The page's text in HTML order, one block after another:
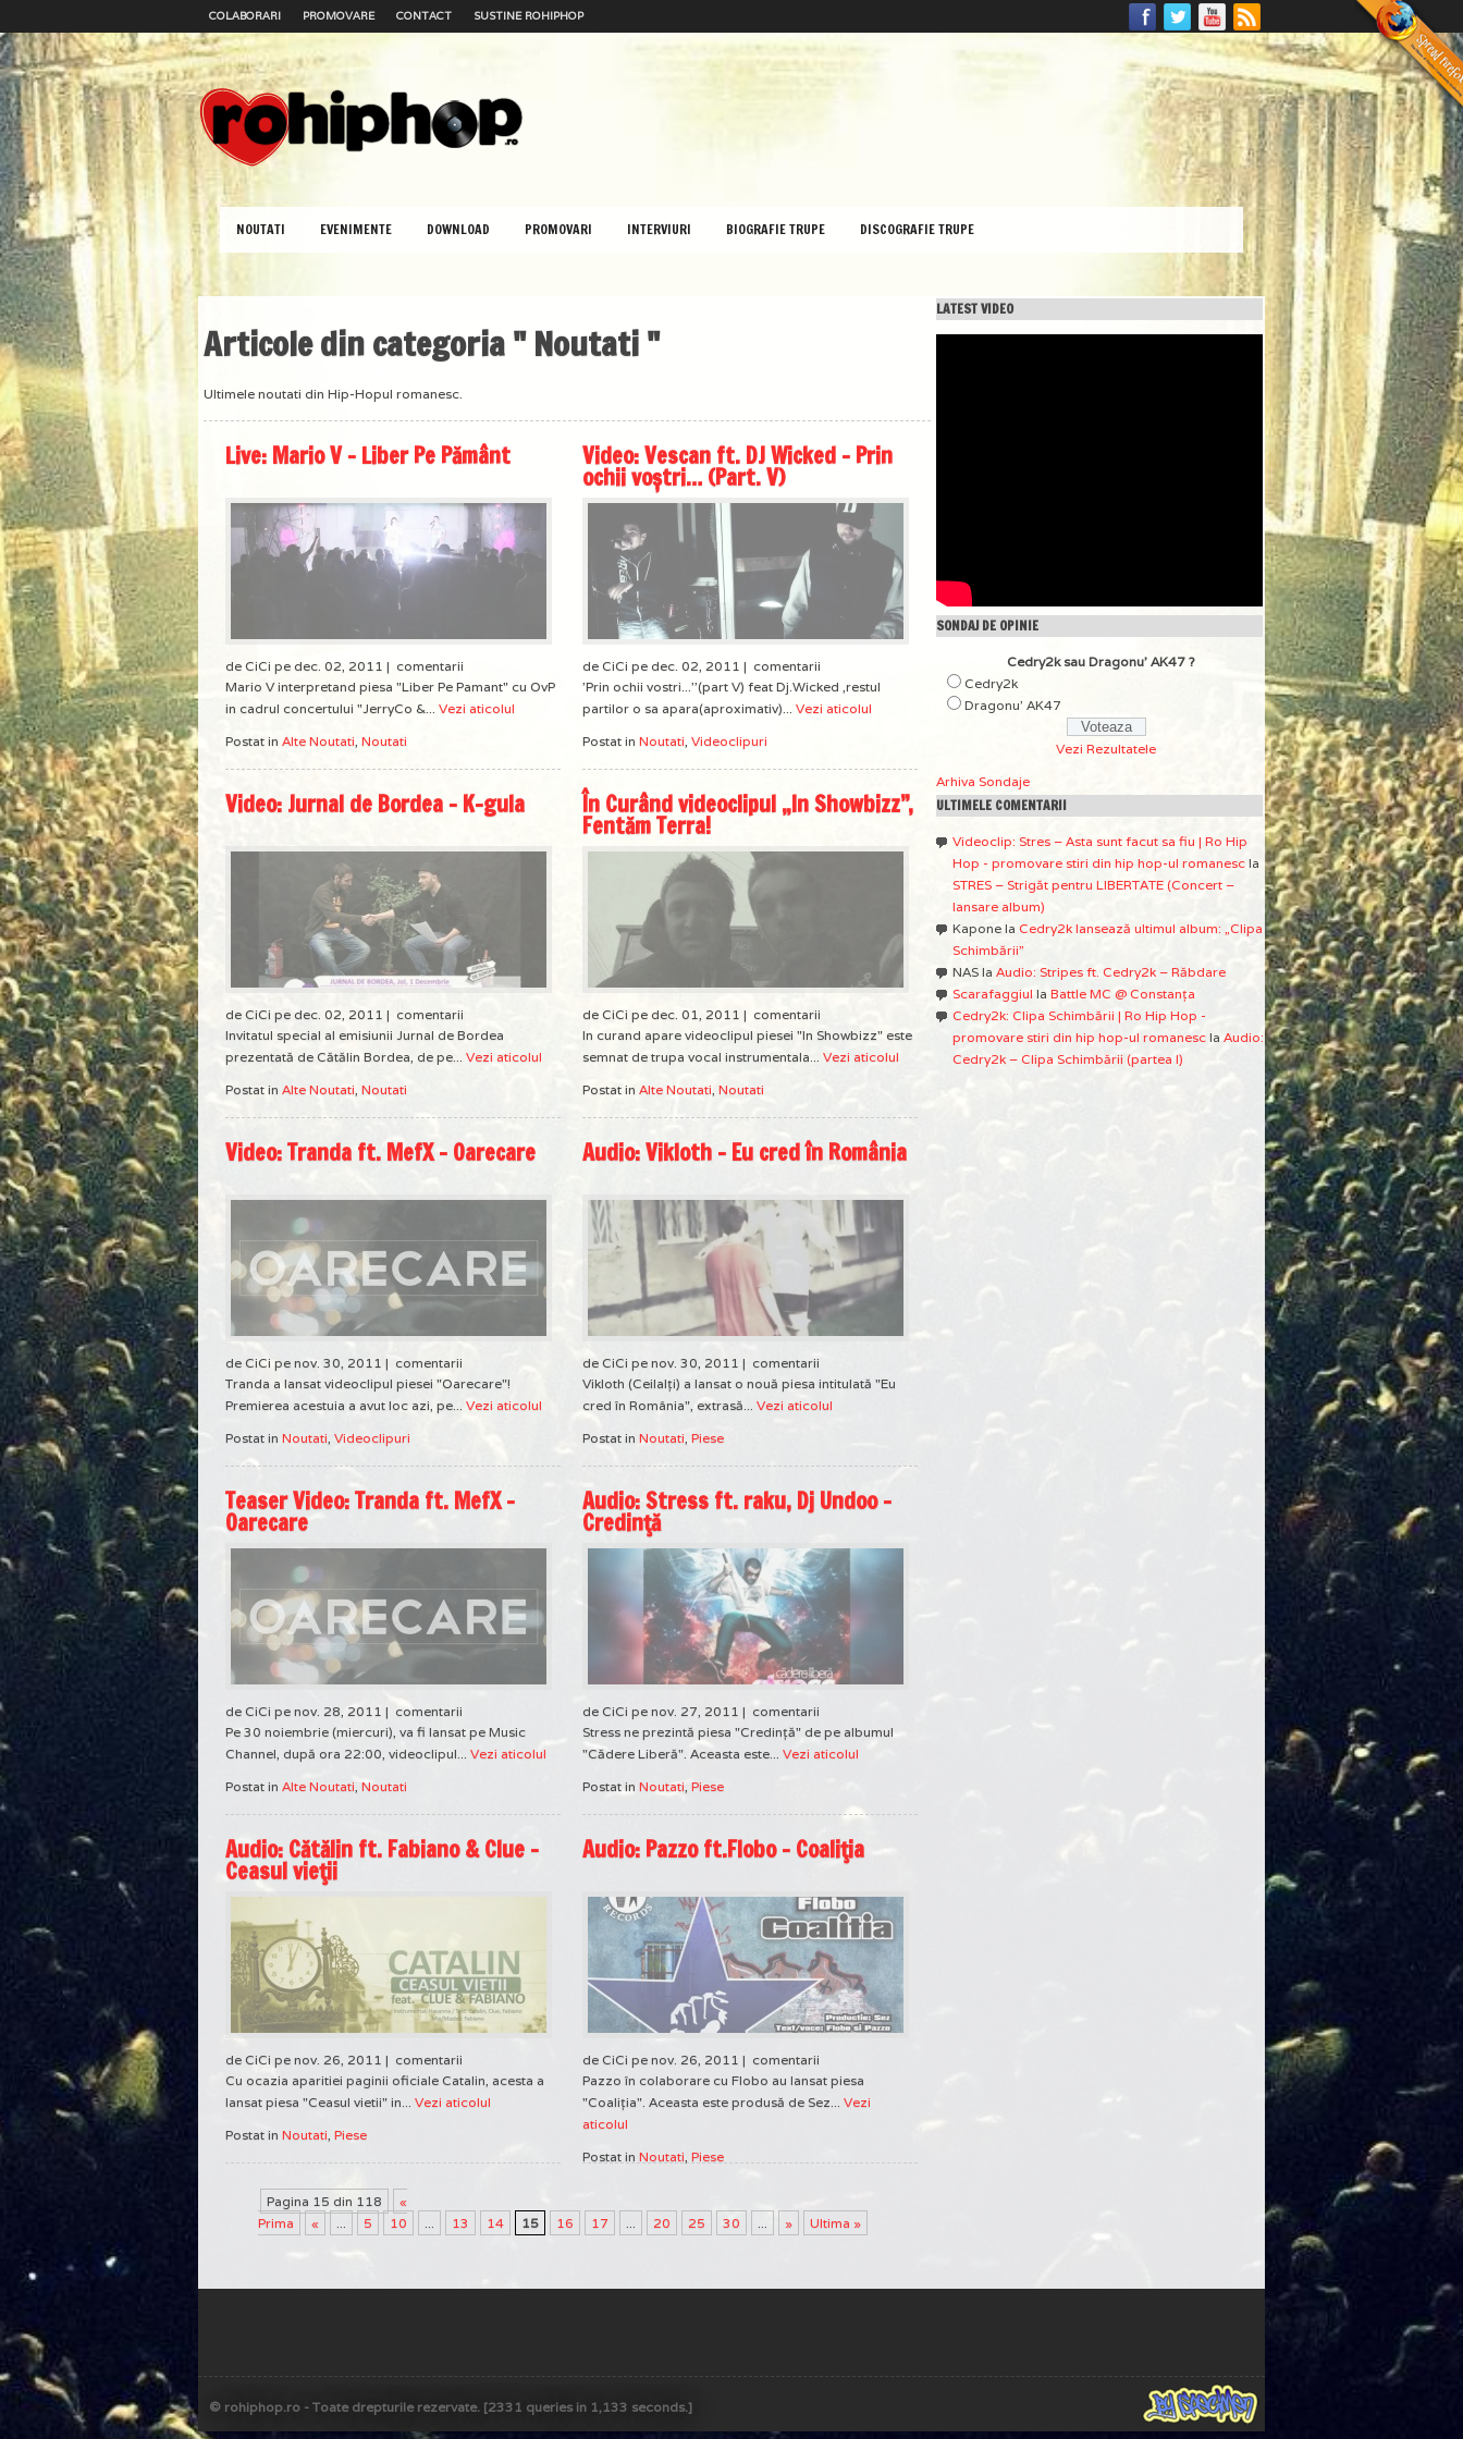
COLABORARI PROMOVARE CONTACT SUSTINE ROHIPHOP
NOUTATI EVENIMENTE DOWNLOAD PROMOVARI INTERVIURI BIOGRAFIE TRUPE DISCOGRAFIE TRUPE
Articole din categoria " Noutati "
Ultimele noutati din Hip-Hopul romanesc.
Live: Mario V – Liber Pe Pământ
de CiCi pe dec. 02, 2011 | comentarii
Mario V interpretand piesa "Liber Pe Pamant" cu OvP
in cadrul concertului "JerryCo &... Vezi aticolul
Postat in Alte Noutati, Noutati
Video: Vescan ft. DJ Wicked – Prin
ochii voștri… (Part. V)
de CiCi pe dec. 02, 2011 | comentarii
'Prin ochii vostri...''(part V) feat Dj.Wicked ,restul
partilor o sa apara(aproximativ)... Vezi aticolul
Postat in Noutati, Videoclipuri
Video: Jurnal de Bordea – K-gula
de CiCi pe dec. 02, 2011 | comentarii
Invitatul special al emisiunii Jurnal de Bordea
prezentată de Cătălin Bordea, de pe... Vezi aticolul
Postat in Alte Noutati, Noutati
În Curând videoclipul „In Showbizz”,
Fentăm Terra!
de CiCi pe dec. 01, 2011 | comentarii
In curand apare videoclipul piesei "In Showbizz" este
semnat de trupa vocal instrumentala... Vezi aticolul
Postat in Alte Noutati, Noutati
Video: Tranda ft. MefX – Oarecare
de CiCi pe nov. 30, 2011 | comentarii
Tranda a lansat videoclipul piesei "Oarecare"!
Premierea acestuia a avut loc azi, pe... Vezi aticolul
Postat in Noutati, Videoclipuri
Audio: Vikloth – Eu cred în România
de CiCi pe nov. 30, 2011 | comentarii
Vikloth (Ceilalţi) a lansat o nouă piesa intitulată "Eu
cred în România", extrasă... Vezi aticolul
Postat in Noutati, Piese
Teaser Video: Tranda ft. MefX –
Oarecare
de CiCi pe nov. 28, 2011 | comentarii
Pe 30 noiembrie (miercuri), va fi lansat pe Music
Channel, după ora 22:00, videoclipul... Vezi aticolul
Postat in Alte Noutati, Noutati
Audio: Stress ft. raku, Dj Undoo –
Credinţă
de CiCi pe nov. 27, 2011 | comentarii
Stress ne prezintă piesa "Credinţă" de pe albumul
"Cădere Liberă". Aceasta este... Vezi aticolul
Postat in Noutati, Piese
Audio: Cătălin ft. Fabiano & Clue –
Ceasul vieţii
de CiCi pe nov. 26, 2011 | comentarii
Cu ocazia aparitiei paginii oficiale Catalin, acesta a
lansat piesa "Ceasul vietii" in... Vezi aticolul
Postat in Noutati, Piese
Audio: Pazzo ft.Flobo – Coaliţia
de CiCi pe nov. 26, 2011 | comentarii
Pazzo în colaborare cu Flobo au lansat piesa
"Coaliţia". Aceasta este produsă de Sez... Vezi
aticolul
Postat in Noutati, Piese
Pagina 15 din 118
«
Prima
« ... 5 10 ... 13 14 15 16 17 ... 20 25 30 ... » Ultima »
LATEST VIDEO
SONDAJ DE OPINIE
Cedry2k sau Dragonu' AK47 ?
Cedry2k
Dragonu' AK47
Vezi Rezultatele
Arhiva Sondaje
ULTIMELE COMENTARII
Videoclip: Stres – Asta sunt facut sa fiu | Ro Hip
Hop - promovare stiri din hip hop-ul romanesc la
STRES – Strigăt pentru LIBERTATE (Concert –
lansare album)
Kapone la Cedry2k lansează ultimul album: „Clipa
Schimbării”
NAS la Audio: Stripes ft. Cedry2k – Răbdare
Scarafaggiul la Battle MC @ Constanţa
Cedry2k: Clipa Schimbării | Ro Hip Hop -
promovare stiri din hip hop-ul romanesc la Audio:
Cedry2k – Clipa Schimbării (partea I)
© rohiphop.ro - Toate drepturile rezervate. [2331 queries in 1,133 seconds.]